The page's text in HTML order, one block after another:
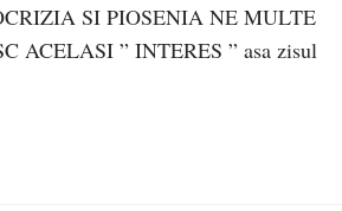
SI PIOSENIA NE MULTE
ACELASI ” INTERES ” asa zisul